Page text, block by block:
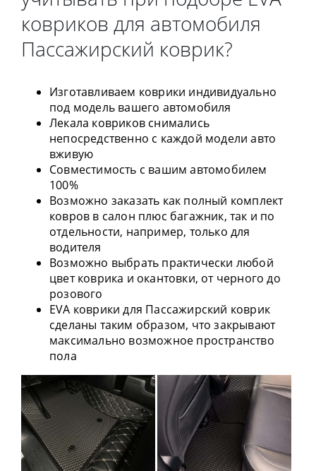
ковриков для автомобиля
Пассажирский коврик?
Изготавливаем коврики индивидуально
под модель вашего автомобиля
Лекала ковриков снимались
непосредственно с каждой модели авто
вживую
Совместимость с вашим автомобилем
100%
Возможно заказать как полный комплект
ковров в салон плюс багажник, так и по
отдельности, например, только для
водителя
Возможно выбрать практически любой
цвет коврика и окантовки, от черного до
розового
EVA коврики для Пассажирский коврик
сделаны таким образом, что закрывают
максимально возможное пространство
пола